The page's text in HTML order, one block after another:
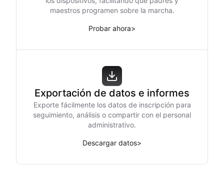
maestros programen sobre la marcha.
Probar ahora>
Exportación de datos e informes
Exporte fácilmente los datos de inscripción para
seguimiento, análisis o compartir con el personal
administrativo.
Descargar datos>